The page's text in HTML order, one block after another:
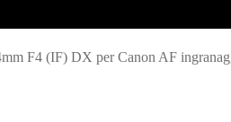
F4 (IF) DX per Canon AF